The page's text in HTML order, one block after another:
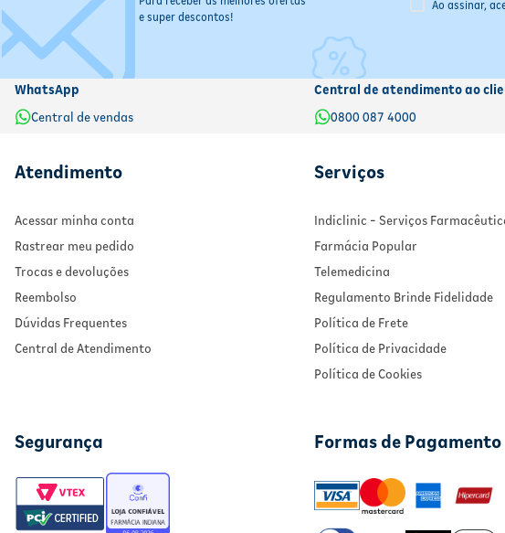
e super descontos!
Ao assinar,
WhatsApp
Central de vendas
Central de atendimento ao
0800 087 4000
Atendimento
Acessar minha conta
Rastrear meu pedido
Trocas e devoluções
Reembolso
Dúvidas Frequentes
Central de Atendimento
Serviços
Indiclinic - Serviços
Farmácia Popular
Telemedicina
Regulamento Brinde Fidelidade
Política de Frete
Política de Privacidade
Política de Cookies
Segurança Formas de Pagamento